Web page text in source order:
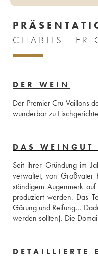
CHABLIS 1ER
DER WEIN
Der Premier Cru Vaillons
wunderbar zu
DAS
Seit ihrer Gründung im
verwaltet, von Großvater
ständigem Augenmerk
produziert werden. Das
Gärung und Reifung...
werden sollten). Die
DETAILLIERTE